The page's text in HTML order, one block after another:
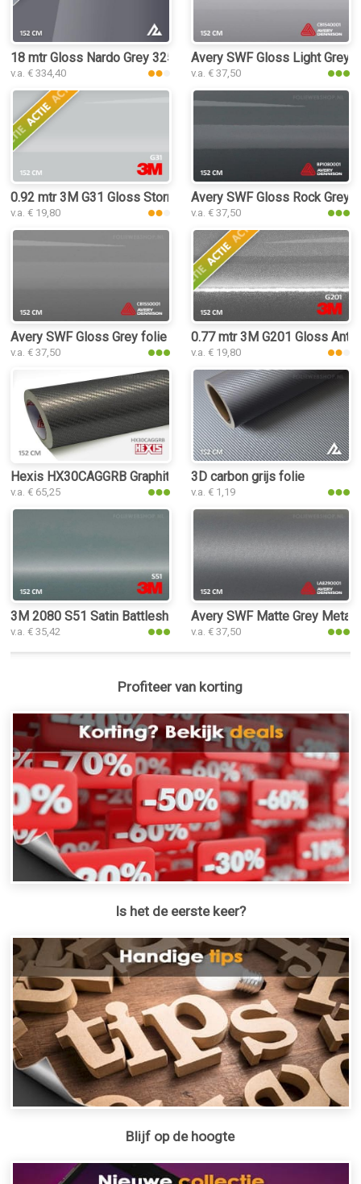
18 mtr Gloss Nardo Grey 3250 folie
v.a. € 334,40
Avery SWF Gloss Light Grey
v.a. € 37,50
0.92 mtr 3M G31 Gloss Storm Gray
v.a. € 19,80
Avery SWF Gloss Rock Grey
v.a. € 37,50
Avery SWF Gloss Grey folie
v.a. € 37,50
0.77 mtr 3M G201 Gloss
v.a. € 19,80
Hexis HX30CAGGRB Graphite Grey Carbon Gloss folie
v.a. € 65,25
3D carbon grijs folie
v.a. € 1,19
3M 2080 S51 Satin Battleship Gray folie
v.a. € 35,42
Avery SWF Matte Grey
v.a. € 37,50
Profiteer van korting
Is het de eerste keer?
Blijf op de hoogte